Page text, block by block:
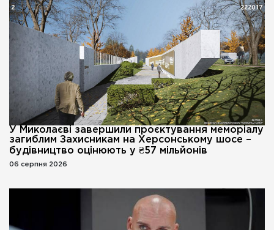
У Миколаєві завершили проєктування меморіалу
загиблим Захисникам на Херсонському шосе –
будівництво оцінюють у ₴57 мільйонів
06 серпня 2026